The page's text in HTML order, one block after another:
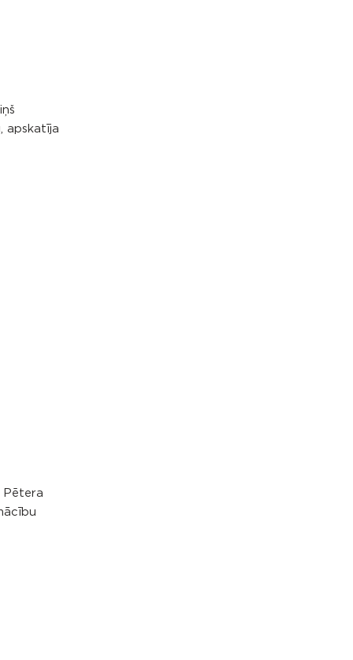
apskatīja
Pētera